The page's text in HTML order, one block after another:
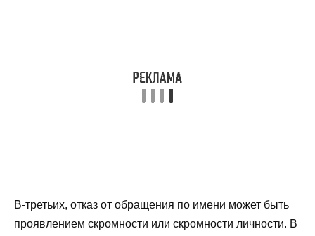
В-третьих, отказ от обращения по имени может быть
проявлением скромности или скромности личности. В